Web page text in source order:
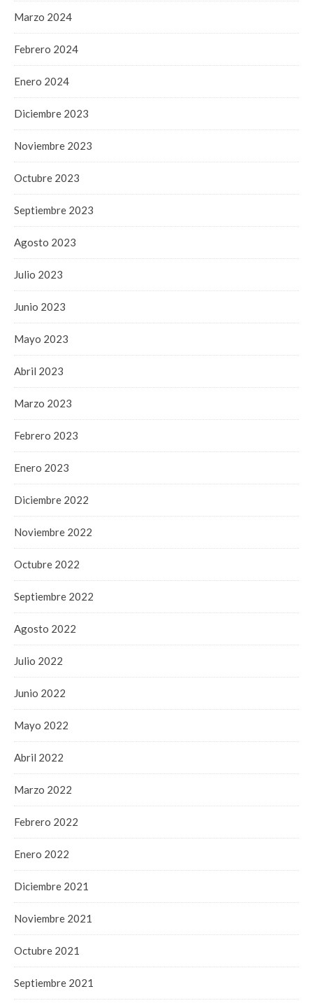
Marzo 2024
Febrero 2024
Enero 2024
Diciembre 2023
Noviembre 2023
Octubre 2023
Septiembre 2023
Agosto 2023
Julio 2023
Junio 2023
Mayo 2023
Abril 2023
Marzo 2023
Febrero 2023
Enero 2023
Diciembre 2022
Noviembre 2022
Octubre 2022
Septiembre 2022
Agosto 2022
Julio 2022
Junio 2022
Mayo 2022
Abril 2022
Marzo 2022
Febrero 2022
Enero 2022
Diciembre 2021
Noviembre 2021
Octubre 2021
Septiembre 2021